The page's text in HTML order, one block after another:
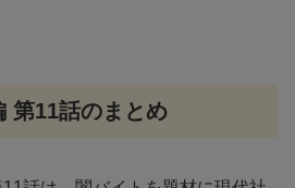
第11話のまとめ